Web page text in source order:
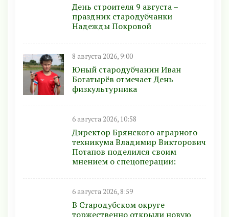
День строителя 9 августа –
праздник стародубчанки
Надежды Покровой
8 августа 2026, 9:00
Юный стародубчанин Иван
Богатырёв отмечает День
физкультурника
6 августа 2026, 10:58
Директор Брянского аграрного
техникума Владимир Викторович
Потапов поделился своим
мнением о спецоперации:
6 августа 2026, 8:59
В Стародубском округе
торжественно открыли новую